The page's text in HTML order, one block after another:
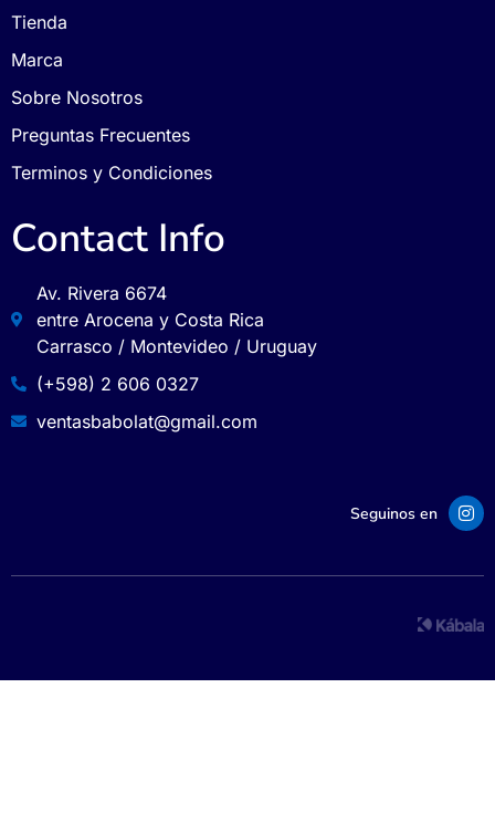
Tienda
Marca
Sobre Nosotros
Preguntas Frecuentes
Terminos y Condiciones
Contact Info
Av. Rivera 6674
entre Arocena y Costa Rica
Carrasco / Montevideo / Uruguay
(+598) 2 606 0327
ventasbabolat@gmail.com
Seguinos en